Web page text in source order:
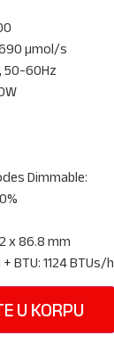
690 µmol/s
50-60Hz
Dimmable:
x 86.8 mm
BTU: 1124 BTUs/h
U KORPU